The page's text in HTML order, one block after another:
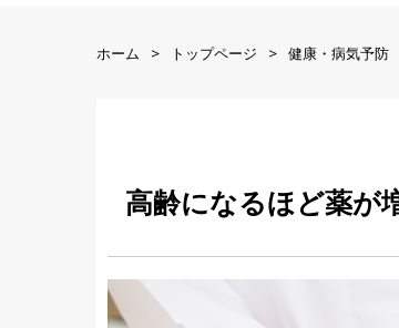
ホーム トップページ 健康・病気予防
高齢になるほど薬が